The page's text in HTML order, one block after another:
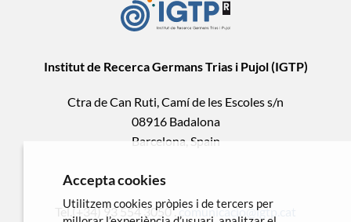
Institut de Recerca Germans Trias i Pujol (IGTP)
Ctra de Can Ruti, Camí de les Escoles s/n
08916 Badalona
Barcelona, Spain
Tel.(+34) 93 554 3050 .comunicacio@igtp.cat
Accepta cookies
Utilitzem cookies pròpies i de tercers per